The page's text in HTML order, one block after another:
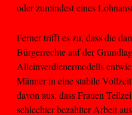
oder zumindest eines
Ferner trifft es zu, dass die
Bürgerrechte auf der
Alleinverdienermodells
Männer in eine stabile
davon aus, dass Frauen
schlechter bezahlter Arbeit